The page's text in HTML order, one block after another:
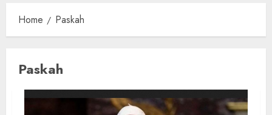
Home Paskah
Paskah